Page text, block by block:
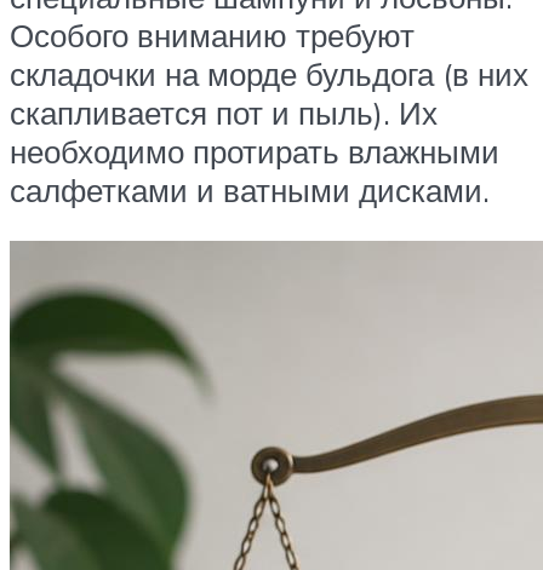
Особого вниманию требуют
складочки на морде бульдога (в них
скапливается пот и пыль). Их
необходимо протирать влажными
салфетками и ватными дисками.